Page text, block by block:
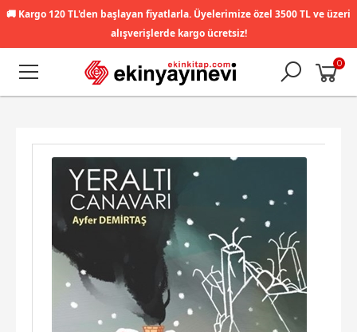
🚚 Kargo 120 TL'den başlayan fiyatlarla. Üyelerimize özel 3500 TL ve üzeri
alışverişlerde kargo ücretsiz!
0